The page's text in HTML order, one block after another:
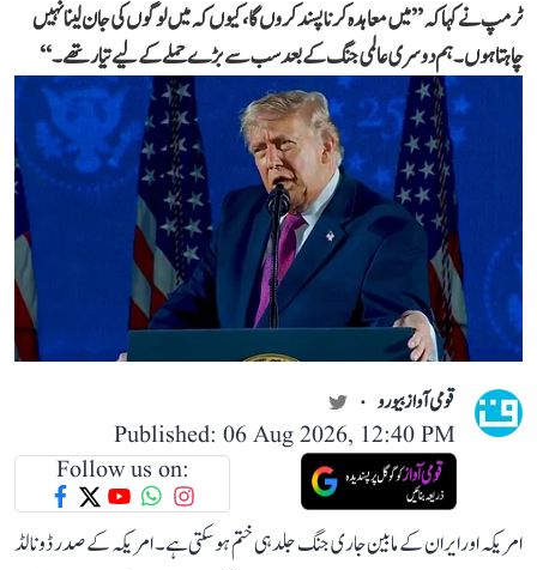
ٹرمپ نے کہا کہ ’’میں معاہدہ کرنا پسند کروں گا، کیوں کہ میں لوگوں کی جان لینا نہیں
چاہتا ہوں۔ ہم دوسری عالمی جنگ کے بعد سب سے بڑے حملے کے لیے تیار تھے۔‘‘
قومی آواز بیورو
Published: 06 Aug 2026, 12:40 PM
Follow us on:
امریکہ اور ایران کے مابین جاری جنگ جلد ہی ختم ہو سکتی ہے۔ امریکہ کے صدر ڈونالڈ